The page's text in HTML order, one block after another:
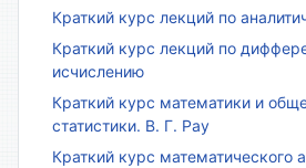
Краткий курс лекций по
Краткий курс лекций по
исчислению
Краткий курс математики и
статистики. В. Г. Рау
Краткий курс математического